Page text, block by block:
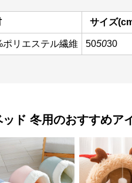
サイズ
ポリエステル繊維 505030
ッド 冬用のおすすめア